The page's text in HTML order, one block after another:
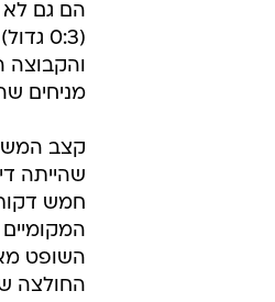
הם גם
(0:3
והקבוצה
מניחים
קצב
שהייתה
חמש
השופט
החולצה